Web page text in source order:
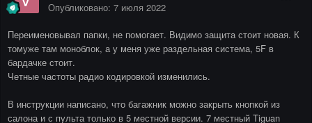
Опубликовано: 7 июля 2022
Переименовывал папки, не помогает. Видимо защита стоит новая. К
томуже там моноблок, а у меня уже раздельная система, 5F в
бардачке стоит.
Четные частоты радио кодировкой изменились.
В инструкции написано, что багажник можно закрыть кнопкой из
салона и с пульта только в 5 местной версии. 7 местный Tiguan